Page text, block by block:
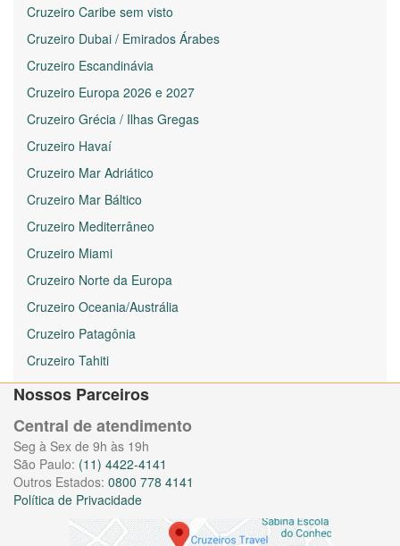
Cruzeiro Caribe sem visto
Cruzeiro Dubai / Emirados Árabes
Cruzeiro Escandinávia
Cruzeiro Europa 2026 e 2027
Cruzeiro Grécia / Ilhas Gregas
Cruzeiro Havaí
Cruzeiro Mar Adriático
Cruzeiro Mar Báltico
Cruzeiro Mediterrâneo
Cruzeiro Miami
Cruzeiro Norte da Europa
Cruzeiro Oceania/Austrália
Cruzeiro Patagônia
Cruzeiro Tahiti
Nossos Parceiros
Central de atendimento
Seg à Sex de 9h às 19h
São Paulo: (11) 4422-4141
Outros Estados: 0800 778 4141
Política de Privacidade